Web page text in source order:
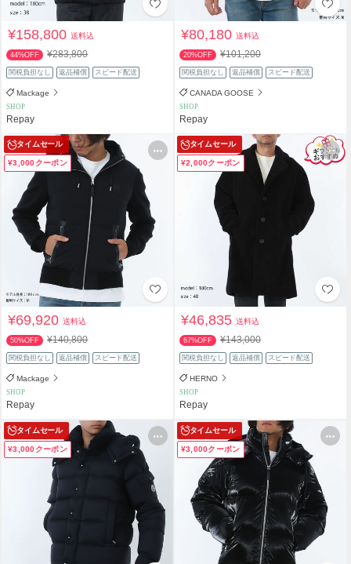
¥158,800送料込
44%OFF ¥283,800
関税負担なし 返品補償 スピード配送
Mackage
SHOP
Repay
¥80,180送料込
20%OFF ¥101,200
関税負担なし 返品補償 スピード配送
CANADA GOOSE
SHOP
Repay
タイムセール
¥3,000クーポン
¥69,920送料込
50%OFF ¥140,800
関税負担なし 返品補償 スピード配送
Mackage
SHOP
Repay
タイムセール
¥2,000クーポン
¥46,835送料込
67%OFF ¥143,000
関税負担なし 返品補償 スピード配送
HERNO
SHOP
Repay
タイムセール
¥3,000クーポン
タイムセール
¥3,000クーポン